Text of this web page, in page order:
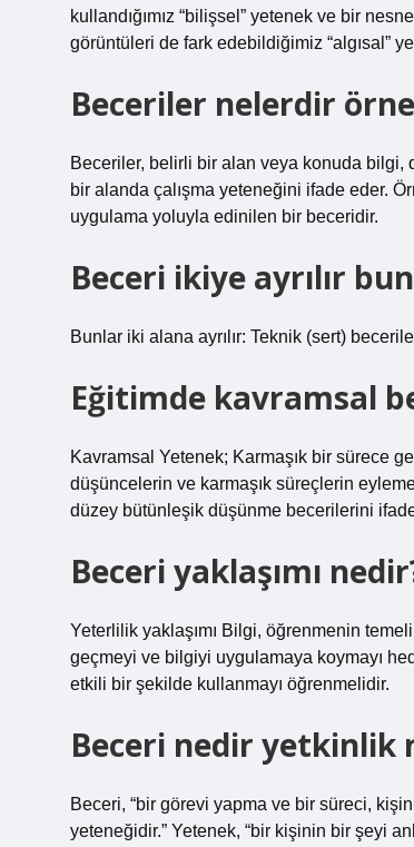
kullandığımız “bilişsel” yetenek ve bir
görüntüleri de fark edebildiğimiz “algısal”
Beceriler nelerdir
Beceriler, belirli bir alan veya konuda
bir alanda çalışma yeteneğini ifade eder.
uygulama yoluyla edinilen bir beceridir.
Beceri ikiye ayrılır
Bunlar iki alana ayrılır: Teknik (sert)
Eğitimde kavramsal
Kavramsal Yetenek; Karmaşık bir sürece
düşüncelerin ve karmaşık süreçlerin
düzey bütünleşik düşünme becerilerini
Beceri yaklaşımı
Yeterlilik yaklaşımı Bilgi, öğrenmenin
geçmeyi ve bilgiyi uygulamaya koymayı
etkili bir şekilde kullanmayı öğrenmelidir.
Beceri nedir yetkinlik
Beceri, “bir görevi yapma ve bir süreci,
yeteneğidir.” Yetenek, “bir kişinin bir şeyi